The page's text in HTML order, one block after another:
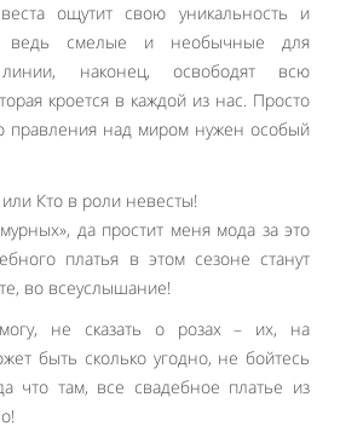
ощутит свою уникальность и
ведь смелые и необычные для
наконец, освободят всю
кроется в каждой из нас. Просто
правления над миром нужен особый
да простит меня мода за это
платья в этом сезоне станут
во всеуслышание!
не сказать о розах – их, на
быть сколько угодно, не бойтесь
что там, все свадебное платье из